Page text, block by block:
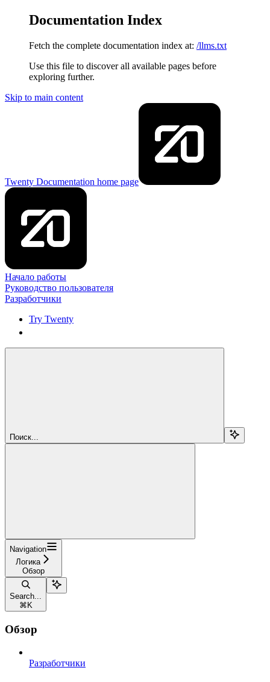
Documentation Index
Fetch the complete documentation index at: /llms.txt
Use this file to discover all available pages before
exploring further.
Skip to main content
Twenty Documentation home page
Начало работы
Руководство пользователя
Разработчики
Try Twenty
Поиск...
Navigation
Логика
Обзор
Search...
⌘ K
Обзор
Разработчики